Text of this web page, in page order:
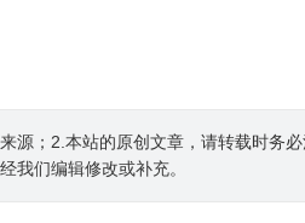
源；2.本站的原创文章，请转载时务
我们编辑修改或补充。